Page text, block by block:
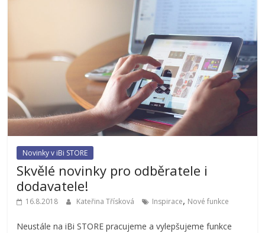
Novinky v iBi STORE
Skvělé novinky pro odběratele i
dodavatele!
16.8.2018 Kateřina Třísková Inspirace, Nové funkce
Neustále na iBi STORE pracujeme a vylepšujeme funkce